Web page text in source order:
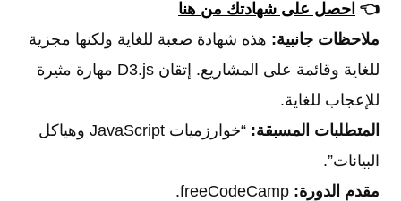
👈 احصل على شهادتك من هنا
ملاحظات جانبية: هذه شهادة صعبة للغاية ولكنها مجزية
للغاية وقائمة على المشاريع. إتقان D3.js مهارة مثيرة
للإعجاب للغاية.
المتطلبات المسبقة:
“خوارزميات JavaScript وهياكل
البيانات”.
مقدم الدورة: